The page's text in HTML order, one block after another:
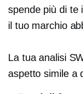
spende più di te
il tuo marchio
La tua analisi
aspetto simile a